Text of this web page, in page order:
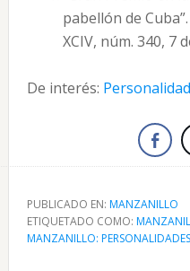
pabellón de Cuba”.
XCIV, núm. 340, 7
De interés:
PUBLICADO EN: MANZANILLO
ETIQUETADO COMO:
MANZANILLO: PERSONALIDADES